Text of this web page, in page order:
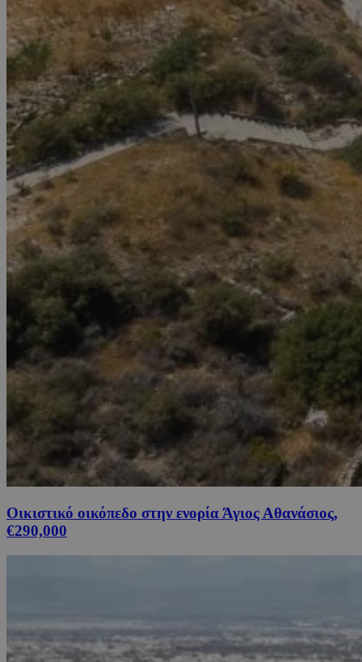
Οικιστικό οικόπεδο στην ενορία Άγιος Αθανάσιος,
€290,000